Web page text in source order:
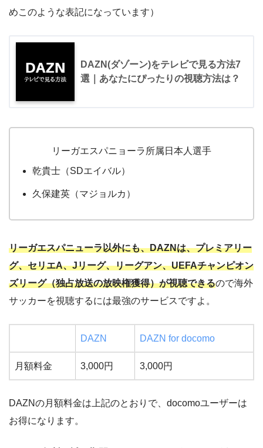
めこのような表記になっています）
DAZN(ダゾーン)をテレビで見る方法7
選｜あなたにぴったりの視聴方法は？
リーガエスパニョーラ所属日本人選手
乾貴士（SDエイバル）
久保建英（マジョルカ）
リーガエスパニューラ以外にも、DAZNは、プレミアリー
グ、セリエA、Jリーグ、リーグアン、UEFAチャンピオン
ズリーグ（独占放送の放映権獲得）が視聴できるので海外
サッカーを視聴するには最強のサービスですよ。
DAZN DAZN for docomo
月額料金 3,000円 3,000円
DAZNの月額料金は上記のとおりで、docomoユーザーは
お得になります。